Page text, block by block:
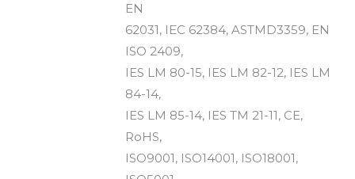
EN
62031, IEC 62384, ASTMD3359, EN
ISO 2409,
IES LM 80-15, IES LM 82-12, IES LM
84-14,
IES LM 85-14, IES TM 21-11, CE,
RoHS,
ISO9001, ISO14001, ISO18001,